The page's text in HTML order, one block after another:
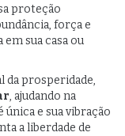
proteção
força e
sua casa ou
da prosperidade,
, ajudando na
única e sua vibração
a liberdade de